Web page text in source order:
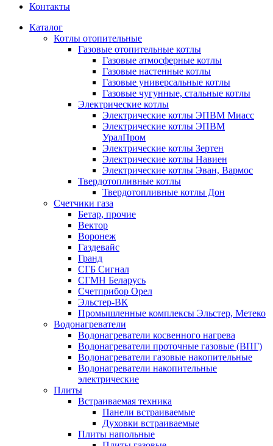
Контакты
Каталог
Котлы отопительные
Газовые отопительные котлы
Газовые атмосферные котлы
Газовые настенные котлы
Газовые универсальные котлы
Газовые чугунные, стальные котлы
Электрические котлы
Электрические котлы ЭПВМ Миасс
Электрические котлы ЭПВМ
УралПром
Электрические котлы Зертен
Электрические котлы Навиен
Электрические котлы Эван, Вармос
Твердотопливные котлы
Твердотопливные котлы Дон
Счетчики газа
Бетар, прочие
Вектор
Воронеж
Газдевайс
Гранд
СГБ Сигнал
СГМН Беларусь
Счетприбор Орел
Эльстер-ВК
Промышленные комплексы Эльстер, Метеко
Водонагреватели
Водонагреватели косвенного нагрева
Водонагреватели проточные газовые (ВПГ)
Водонагреватели газовые накопительные
Водонагреватели накопительные
электрические
Плиты
Встраиваемая техника
Панели встраиваемые
Духовки встраиваемые
Плиты напольные